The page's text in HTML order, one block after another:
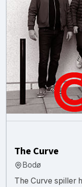
The Curve
Bodø
The Curve spiller